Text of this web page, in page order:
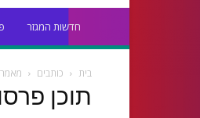
חדשות המגזר
בית כותבים
תוכן